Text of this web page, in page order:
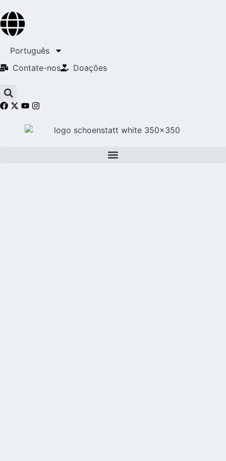
Português
Contate-nos
Doações